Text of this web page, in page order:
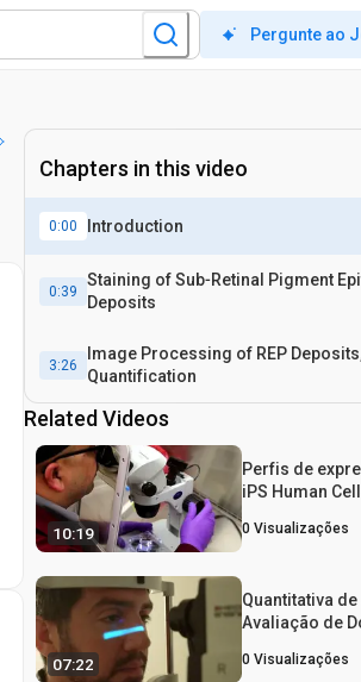
Pergunte ao
Chapters in this video
0:00 Introduction
0:39
Staining of Sub‐Retinal Pigment
Deposits
3:26
Image Processing of REP
Quantification
Related Videos
10:19
Perfis de
iPS Human
Retinal
0 Visualizações
07:22
Quantitativa
Avaliação de
0 Visualizações